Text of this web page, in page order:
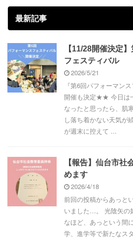
最新記事
【11/28開催決定
フェスティバル
2026/5/21
『第6回パフォーマン
開催も決定★★ 今日は
なったと思ったら、肌
し落ち着かない天気が
が週末に控えて ...
【報告】仙台市社
めます
2026/4/18
前回の投稿からあっと
いました…。 光陰矢の
なほど、あっという間
学、進学等で新たなス